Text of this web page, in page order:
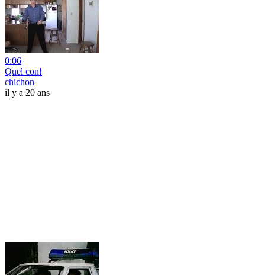
0:06
Quel con!
chichon
il y a 20 ans